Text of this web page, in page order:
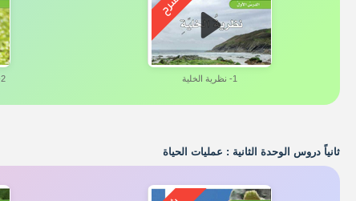
1- نظرية الخلية 2- الخلية النباتية والخلية الحيوانية
ثانياً دروس الوحدة الثانية : عمليات الحياة